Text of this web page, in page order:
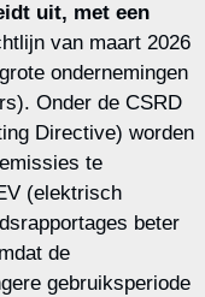
uit, met een
van maart 2026
ondernemingen
Onder de CSRD
Directive) worden
te
(elektrisch
beter
de
gebruiksperiode